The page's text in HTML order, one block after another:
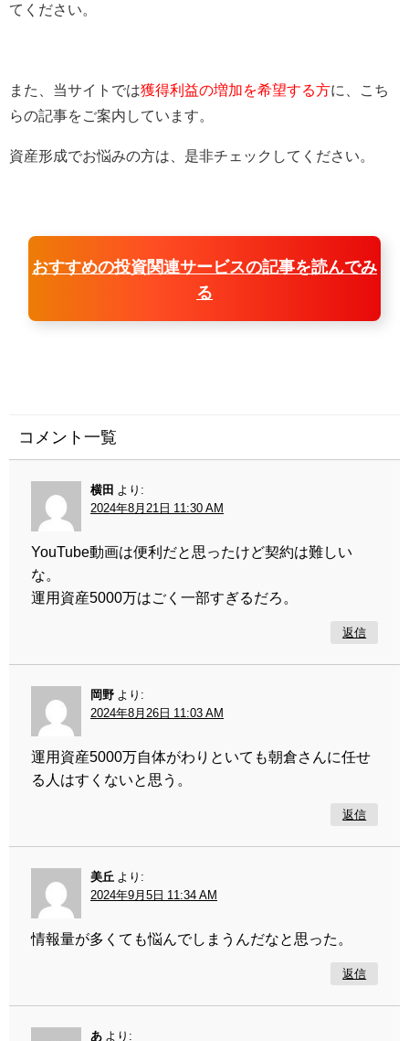
てください。
また、当サイトでは獲得利益の増加を希望する方に、こち
らの記事をご案内しています。
資産形成でお悩みの方は、是非チェックしてください。
おすすめの投資関連サービスの記事を読んでみ
る
コメント一覧
横田
より:
2024年8月21日 11:30 AM
YouTube動画は便利だと思ったけど契約は難しい
な。
運用資産5000万はごく一部すぎるだろ。
返信
岡野 より:
2024年8月26日 11:03 AM
運用資産5000万自体がわりといても朝倉さんに任せ
る人はすくないと思う。
返信
美丘 より:
2024年9月5日 11:34 AM
情報量が多くても悩んでしまうんだなと思った。
返信
あ より: